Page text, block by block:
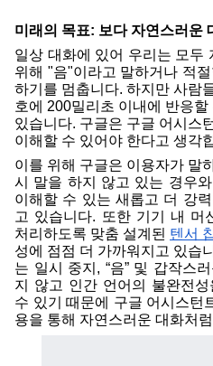
미래의 목표: 보다 자연스러운
일상 대화에 있어 우리는 모두
위해 "음"이라고 말하거나 적
하기를 멈춥니다. 하지만 사람
호에 200밀리초 이내에 반응
있습니다. 구글은 구글 어시스
이해할 수 있어야 한다고 생각
이를 위해 구글은 이용자가 말
시 말을 하지 않고 있는 경우
이해할 수 있는 새롭고 더 강
고 있습니다. 또한 기기 내 머
처리하도록 맞춤 설계된 텐서
성에 점점 더 가까워지고 있습
는 일시 중지, “음” 및 갑작스
지 않고 인간 언어의 불완전
수 있기 때문에 구글 어시스턴
용을 통해 자연스러운 대화처